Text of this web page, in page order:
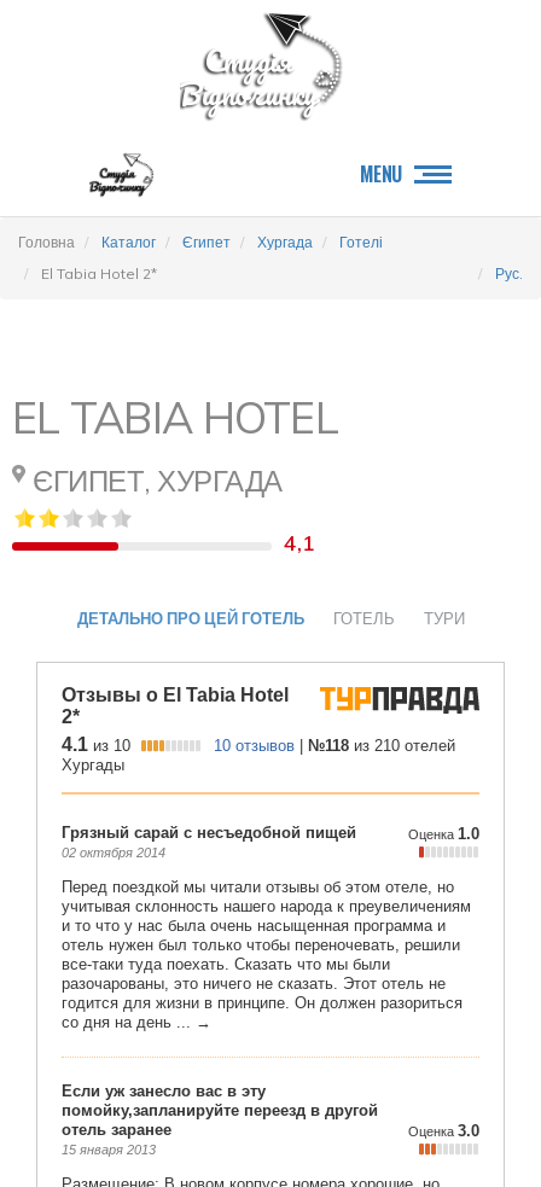
MENU
Головна Каталог Єгипет Хургада
Готелі
El Tabia Hotel 2*
Рус.
EL TABIA HOTEL
ЄГИПЕТ, ХУРГАДА
4,1
ДЕТАЛЬНО ПРО ЦЕЙ ГОТЕЛЬ ГОТЕЛЬ ТУРИ